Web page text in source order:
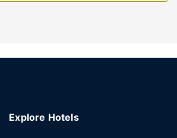
Explore Hotels